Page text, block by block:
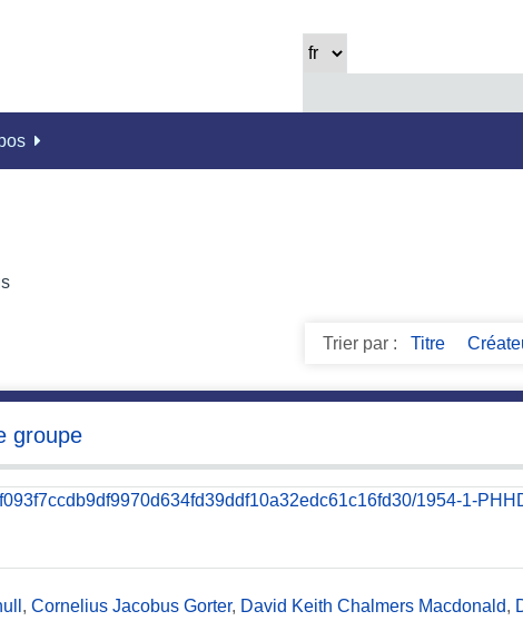
Trier par : Titre
groupe
, Cornelius Jacobus Gorter, David Keith Chalmers Macdonald,